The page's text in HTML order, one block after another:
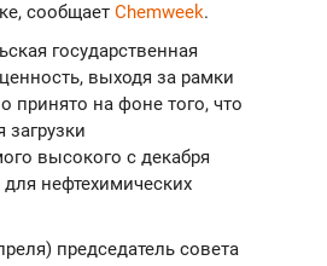
сообщает Chemweek.
государственная
выходя за рамки
на фоне того, что
высокого с декабря
нефтехимических
председатель совета